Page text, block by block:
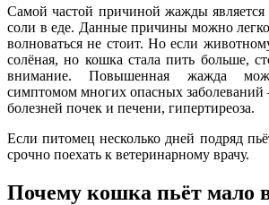
Самой частой причиной жажды является
соли в еде. Данные причины можно
волноваться не стоит. Но если
солёная, но кошка стала пить больше,
внимание. Повышенная жажда
симптомом многих опасных заболеваний
болезней почек и печени, гипертиреоза.
Если питомец несколько дней подряд
срочно поехать к ветеринарному врачу.
Почему кошка пьёт мало